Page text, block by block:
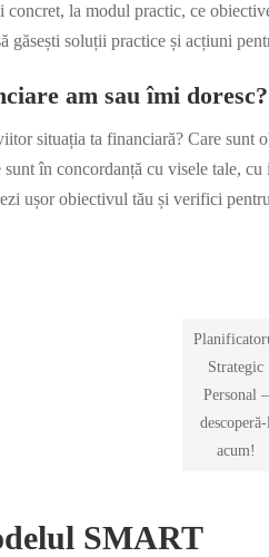
la modul practic, ce
găsești soluții practice și acțiuni
am sau îmi doresc?
situația ta financiară? Care sunt
în concordanță cu visele tale, cu
ușor obiectivul tău și verifici
Strategic
Personal –
descoperă-l
acum!
SMART